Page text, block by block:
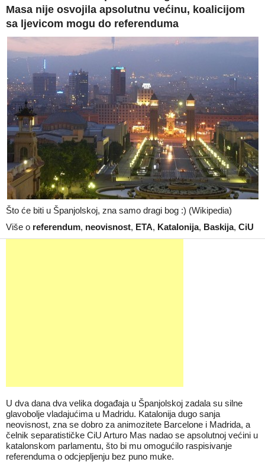
Masa nije osvojila apsolutnu većinu, koalicijom
sa ljevicom mogu do referenduma
Što će biti u Španjolskoj, zna samo dragi bog :) (Wikipedia)
Više o referendum, neovisnost, ETA, Katalonija, Baskija, CiU
U dva dana dva velika događaja u Španjolskoj zadala su silne
glavobolje vladajućima u Madridu. Katalonija dugo sanja
neovisnost, zna se dobro za animozitete Barcelone i Madrida, a
čelnik separatističke CiU Arturo Mas nadao se apsolutnoj većini u
katalonskom parlamentu, što bi mu omogućilo raspisivanje
referenduma o odcjepljenju bez puno muke.